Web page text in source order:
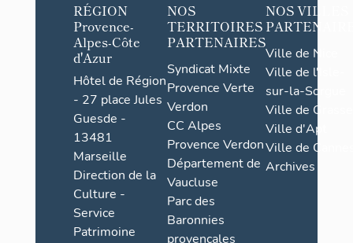
RÉGION
Provence-
Alpes-Côte
d'Azur
Hôtel de Région
- 27 place Jules
Guesde -
13481
Marseille
Direction de la
Culture -
Service
Patrimoine
NOS
TERRITOIRES
PARTENAIRES
Syndicat Mixte
Provence Verte
Verdon
CC Alpes
Provence Verdon
Département de
Vaucluse
Parc des
Baronnies
provençales
NOS VILLES
Ville de Nice
Ville de l'Isle-
sur-la-Sorgue
Ville de Grasse
Ville d'Apt
Ville de
Archives